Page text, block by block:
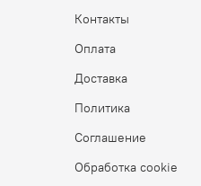
Контакты
Оплата
Доставка
Политика
Соглашение
Обработка cookie